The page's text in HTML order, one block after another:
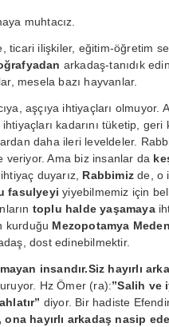
muhtacız.
ticari ilişkiler, eğitim-öğretim
arkadaş-tanıdık
mesela bazı hayvanlar.
aşçıya ihtiyaçları olmuyor.
kadarını tüketip, geri
daha ileri leveldeler.
veriyor. Ama biz insanlar da
duyarız, Rabbimiz de, o
fasulyeyi yiyebilmemiz için
toplu halde yaşamaya
kurduğu Mezopotamya
dost edinebilmektir.
insandır.Siz hayırlı
Hz Ömer (ra):”Salih ve
diyor. Bir hadiste
hayırlı arkadaş nasip